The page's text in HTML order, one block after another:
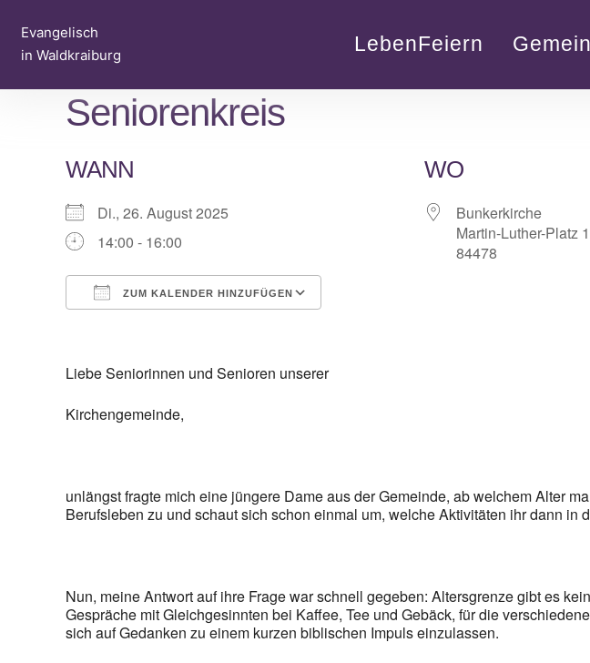
Inhalt
springen
Evangelisch
in Waldkraiburg
LebenFeiern
Seniorenkreis
WANN
Di., 26. August 2025
14:00 - 16:00
ZUM KALENDER HINZUFÜGEN
WO
Bunkerkirche
Martin-Luther-Platz
84478
Liebe Seniorinnen und Senioren unserer
Kirchengemeinde,
unlängst fragte mich eine jüngere Dame aus der Gemeinde, ab welchem Alter
Berufsleben zu und schaut sich schon einmal um, welche Aktivitäten ihr dann in
Nun, meine Antwort auf ihre Frage war schnell gegeben: Altersgrenze gibt es
Gespräche mit Gleichgesinnten bei Kaffee, Tee und Gebäck, für die
sich auf Gedanken zu einem kurzen biblischen Impuls einzulassen.